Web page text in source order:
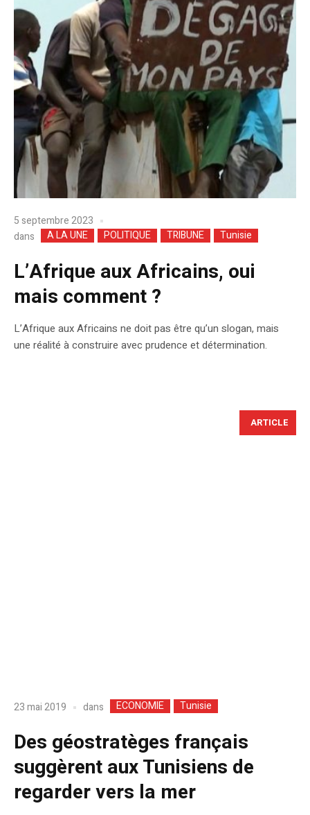
5 septembre 2023
dans
A LA UNE POLITIQUE TRIBUNE Tunisie
L’Afrique aux Africains, oui
mais comment ?
L’Afrique aux Africains ne doit pas être qu’un slogan, mais
une réalité à construire avec prudence et détermination.
ARTICLE
23 mai 2019 dans ECONOMIE Tunisie
Des géostratèges français
suggèrent aux Tunisiens de
regarder vers la mer